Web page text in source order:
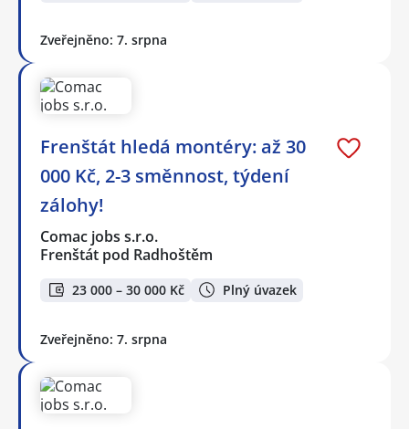
Zveřejněno: 7. srpna
Frenštát hledá montéry: až 30
000 Kč, 2-3 směnnost, týdení
zálohy!
Comac jobs s.r.o.
Frenštát pod Radhoštěm
23 000 – 30 000 Kč Plný úvazek
Zveřejněno: 7. srpna